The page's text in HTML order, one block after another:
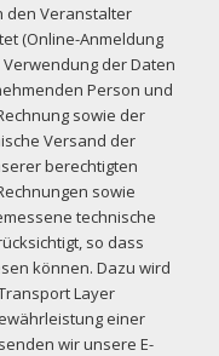
den Veranstalter
(Online-Anmeldung
der Daten
Person und
sowie der
Versand der
berechtigten
sowie
technische
so dass
können. Dazu wird
Layer
einer
wir unsere E-